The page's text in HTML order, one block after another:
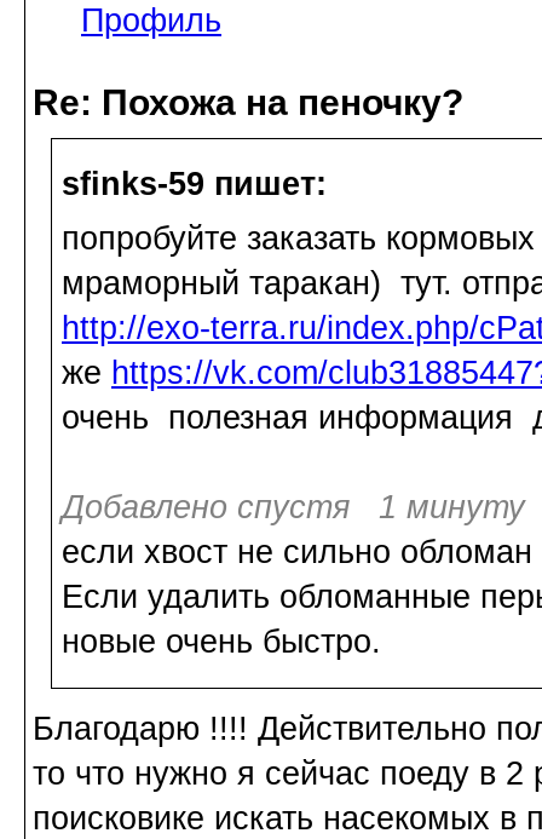
Профиль
Re: Похожа на пеночку?
sfinks-59 пишет:
попробуйте заказать
мраморный таракан) тут.
http://exo-terra.ru/index.php/
же https://vk.com/
очень полезная информация
Добавлено спустя 1 минуту
если хвост не сильно
Если удалить обломанные
новые очень быстро.
Благодарю !!!! Действительно
то что нужно я сейчас поеду в 2
поисковике искать насекомых